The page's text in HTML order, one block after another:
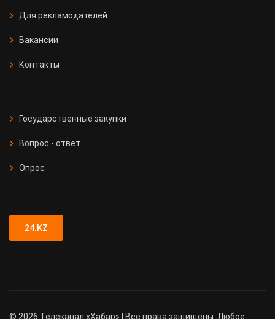
Для рекламодателей
Вакансии
Контакты
Государственные закупки
Вопрос - ответ
Опрос
24.KZ
© 2026 Телеканал «Хабар» | Все права защищены. Любое